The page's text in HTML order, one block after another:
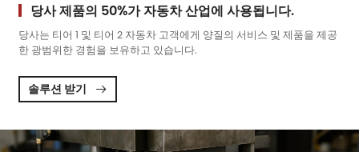
당사 제품의 50%가 자동차 산업에 사용됩니다.
당사는 티어 1 및 티어 2 자동차 고객에게 양질의 서비스 및 제품을 제공
한 광범위한 경험을 보유하고 있습니다.
솔루션 받기 